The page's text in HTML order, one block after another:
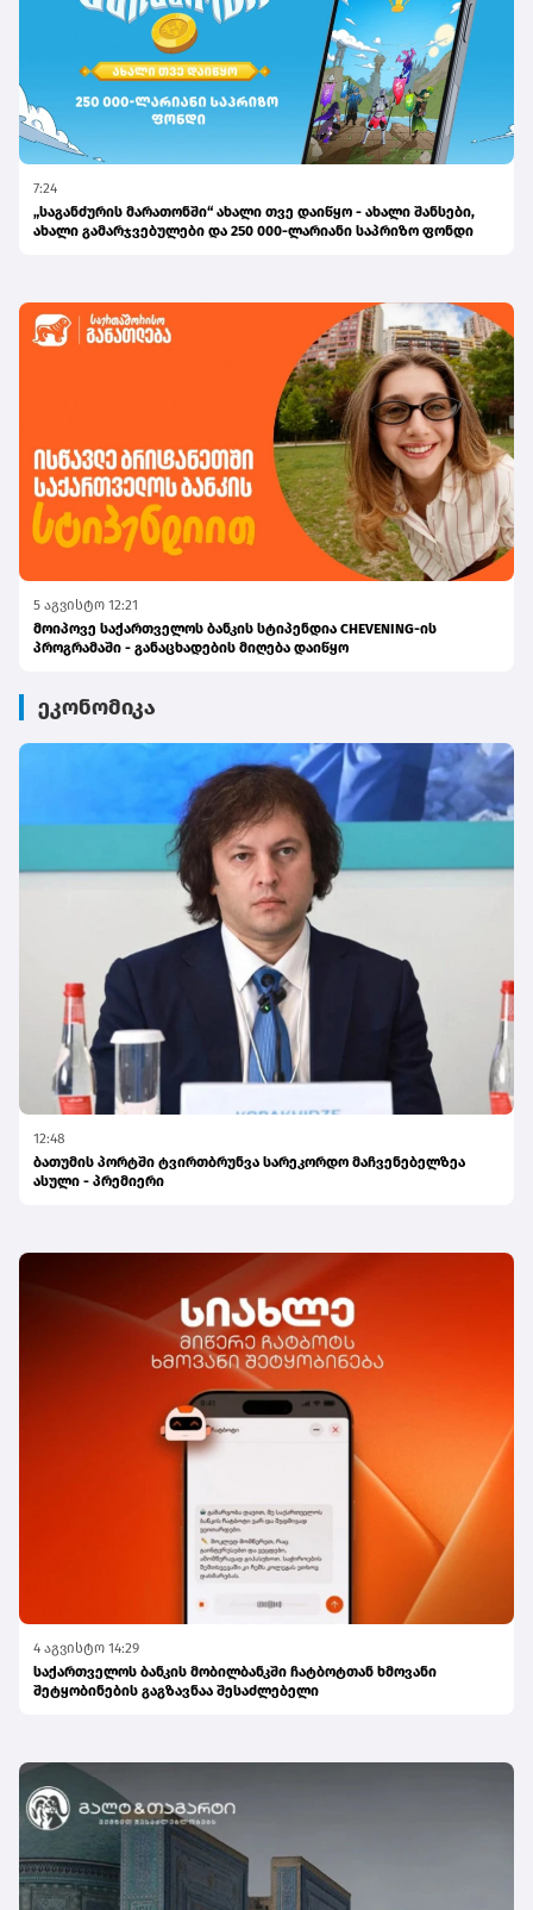
7:24
„საგანძურის მარათონში“ ახალი თვე დაიწყო - ახალი შანსები,
ახალი გამარჯვებულები და 250 000-ლარიანი საპრიზო ფონდი
5 აგვისტო 12:21
მოიპოვე საქართველოს ბანკის სტიპენდია CHEVENING-ის
პროგრამაში - განაცხადების მიღება დაიწყო
ეკონომიკა
12:48
ბათუმის პორტში ტვირთბრუნვა სარეკორდო მაჩვენებელზეა
ასული - პრემიერი
4 აგვისტო 14:29
საქართველოს ბანკის მობილბანკში ჩატბოტთან ხმოვანი
შეტყობინების გაგზავნაა შესაძლებელი